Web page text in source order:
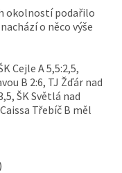
okolností podařilo
o něco výše
Cejle A 5,5:2,5,
B 2:6, TJ Žďár nad
ŠK Světlá nad
Třebíč B měl